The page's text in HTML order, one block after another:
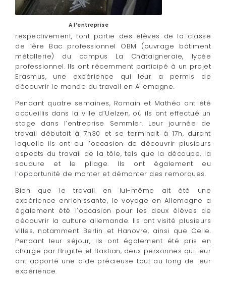
A l’entreprise
respectivement, font partie des élèves de la classe
de 1ère Bac professionnel OBM (ouvrage bâtiment
métallerie) du campus La Châtaigneraie, lycée
professionnel. Ils ont récemment participé à un projet
Erasmus, une expérience qui leur a permis de
découvrir le monde du travail en Allemagne.
Pendant quatre semaines, Romain et Mathéo ont été
accueillis dans la ville d’Uelzen, où ils ont effectué un
stage dans l’entreprise Semmler. Leur journée de
travail débutait à 7h30 et se terminait à 17h, durant
laquelle ils ont eu l’occasion de découvrir plusieurs
aspects du travail de la tôle, tels que la découpe, la
soudure et le pliage. Ils ont également eu
l’opportunité de monter et démonter des remorques.
Bien que le travail en lui-même ait été une
expérience enrichissante, le voyage en Allemagne a
également été l’occasion pour les deux élèves de
découvrir la culture allemande. Ils ont visité plusieurs
villes, notamment Berlin et Hanovre, ainsi que Celle.
Pendant leur séjour, ils ont également été pris en
charge par Brigitte et Bastian, deux personnes qui leur
ont apporté une aide précieuse tout au long de leur
expérience.